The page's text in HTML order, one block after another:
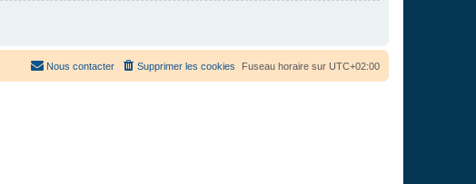
Fuseau horaire sur UTC+02:00
Supprimer les cookies
Nous contacter